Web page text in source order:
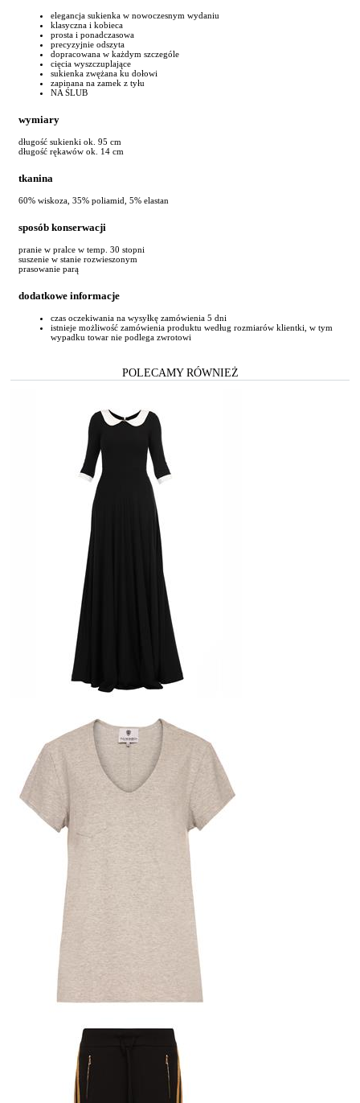
elegancja sukienka w nowoczesnym wydaniu
klasyczna i kobieca
prosta i ponadczasowa
precyzyjnie odszyta
dopracowana w każdym szczególe
cięcia wyszczuplające
sukienka zwężana ku dołowi
zapinana na zamek z tyłu
NA ŚLUB
wymiary
długość sukienki ok. 95 cm
długość rękawów ok. 14 cm
tkanina
60% wiskoza, 35% poliamid, 5% elastan
sposób konserwacji
pranie w pralce w temp. 30 stopni
suszenie w stanie rozwieszonym
prasowanie parą
dodatkowe informacje
czas oczekiwania na wysyłkę zamówienia 5 dni
istnieje możliwość zamówienia produktu według rozmiarów klientki, w tym
wypadku towar nie podlega zwrotowi
POLECAMY RÓWNIEŻ